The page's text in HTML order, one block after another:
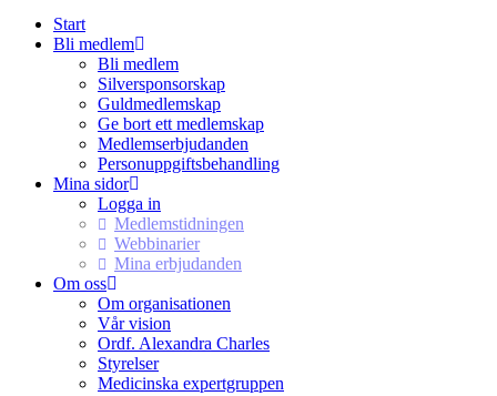
Start
Bli medlem
Bli medlem
Silversponsorskap
Guldmedlemskap
Ge bort ett medlemskap
Medlemserbjudanden
Personuppgiftsbehandling
Mina sidor
Logga in
Medlemstidningen
Webbinarier
Mina erbjudanden
Om oss
Om organisationen
Vår vision
Ordf. Alexandra Charles
Styrelser
Medicinska expertgruppen